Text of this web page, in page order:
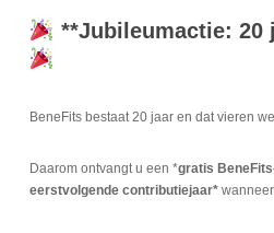
**Jubileumactie: 20
BeneFits bestaat 20 jaar en dat vieren
Daarom ontvangt u een *gratis
eerstvolgende contributiejaar*